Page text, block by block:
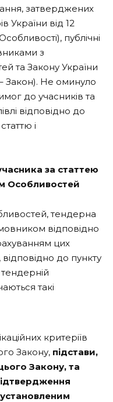
затверджених
України від 12
публічні
з
та Закону України
– Закон). Не оминуло
до учасників та
відповідно до
і
за статтею
Особливостей
тендерна
відповідно
цих
до пункту
тендерній
такі
критеріїв
Закону, підстави,
Закону, та
установленим